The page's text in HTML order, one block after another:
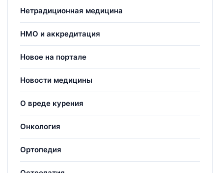
Нетрадиционная медицина
НМО и аккредитация
Новое на портале
Новости медицины
О вреде курения
Онкология
Ортопедия